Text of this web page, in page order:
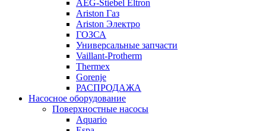
AEG-Stiebel Eltron
Ariston Газ
Ariston Электро
ГОЗСА
Универсальные запчасти
Vaillant-Protherm
Thermex
Gorenje
РАСПРОДАЖА
Насосное оборудование
Поверхностные насосы
Aquario